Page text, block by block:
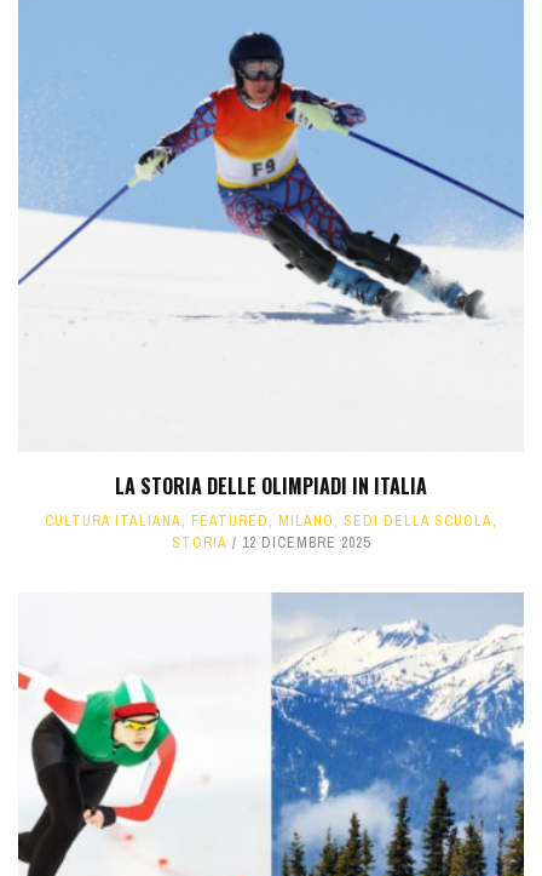
LA STORIA DELLE OLIMPIADI IN ITALIA
CULTURA ITALIANA, FEATURED, MILANO, SEDI DELLA SCUOLA,
STORIA
12 DICEMBRE 2025